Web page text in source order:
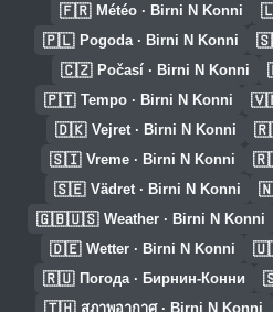
🇫🇷 Météo · Birni N Konni
🇵🇱 Pogoda · Birni N Konni
🇨🇿 Počasí · Birni N Konni
🇵🇹 Tempo · Birni N Konni
🇩🇰 Vejret · Birni N Konni
🇸🇮 Vreme · Birni N Konni
🇸🇪 Vädret · Birni N Konni
🇬🇧🇺🇸 Weather · Birni N Konni
🇩🇪 Wetter · Birni N Konni
🇷🇺 Погода · Бирнин-Конни
🇹🇭 สภาพอากาศ · Birni N Konni